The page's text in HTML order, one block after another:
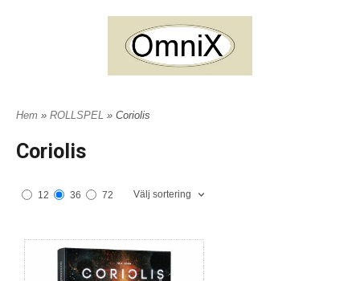
Hem » ROLLSPEL » Coriolis
Coriolis
12 36 72 Välj sortering